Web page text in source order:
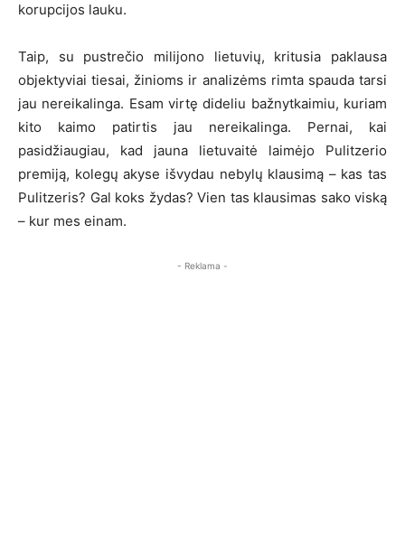
korupcijos lauku.
Taip, su pustrečio milijono lietuvių, kritusia paklausa
objektyviai tiesai, žinioms ir analizėms rimta spauda tarsi
jau nereikalinga. Esam virtę dideliu bažnytkaimiu, kuriam
kito kaimo patirtis jau nereikalinga. Pernai, kai
pasidžiaugiau, kad jauna lietuvaitė laimėjo Pulitzerio
premiją, kolegų akyse išvydau nebylų klausimą – kas tas
Pulitzeris? Gal koks žydas? Vien tas klausimas sako viską
– kur mes einam.
- Reklama -